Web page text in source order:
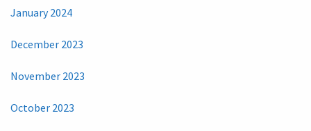
January 2024
December 2023
November 2023
October 2023